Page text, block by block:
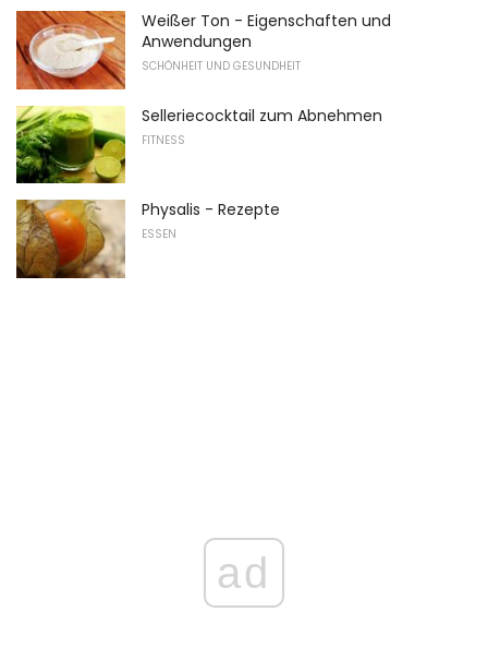
Weißer Ton - Eigenschaften und
Anwendungen
SCHÖNHEIT UND GESUNDHEIT
Selleriecocktail zum Abnehmen
FITNESS
Physalis - Rezepte
ESSEN
ad